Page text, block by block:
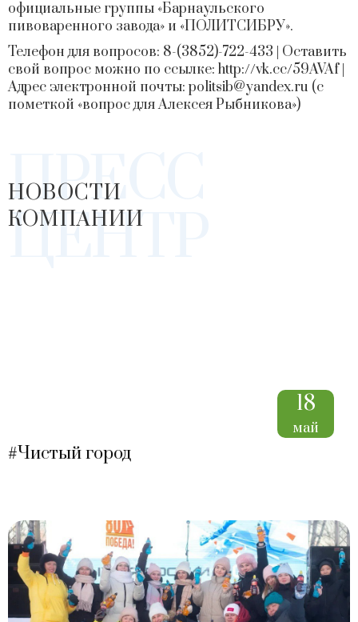
официальные группы «Барнаульского
пивоваренного завода» и «ПОЛИТСИБРУ».
Телефон для вопросов: 8-(3852)-722-433 | Оставить
свой вопрос можно по ссылке: http://vk.cc/59AVAf|
Адрес электронной почты: politsib@yandex.ru (с
пометкой «вопрос для Алексея Рыбникова»)
ПРЕСС
ЦЕНТР
НОВОСТИ
КОМПАНИИ
18
май
#Чистый город